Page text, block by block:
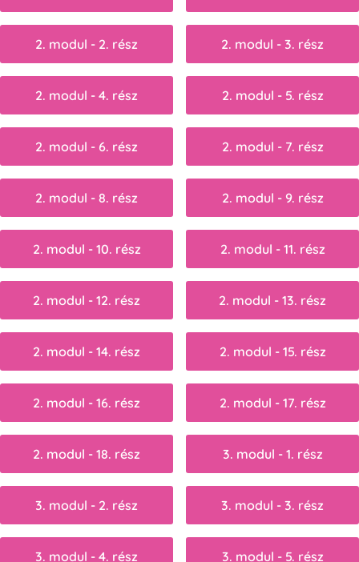
2. modul - 2. rész 2. modul - 3. rész
2. modul - 4. rész 2. modul - 5. rész
2. modul - 6. rész 2. modul - 7. rész
2. modul - 8. rész 2. modul - 9. rész
2. modul - 10. rész 2. modul - 11. rész
2. modul - 12. rész 2. modul - 13. rész
2. modul - 14. rész 2. modul - 15. rész
2. modul - 16. rész 2. modul - 17. rész
2. modul - 18. rész 3. modul - 1. rész
3. modul - 2. rész 3. modul - 3. rész
3. modul - 4. rész 3. modul - 5. rész